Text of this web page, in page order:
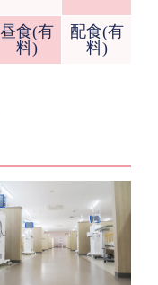
昼食(有
料)
配食(有
料)